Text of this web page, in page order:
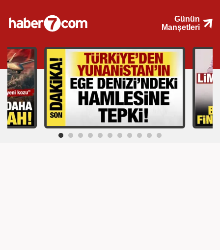
Günün
Manşetleri